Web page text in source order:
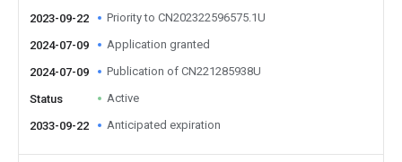
2023-09-22
Priority to CN202322596575.1U
2024-07-09 Application granted
2024-07-09 Publication of CN221285938U
Status Active
2033-09-22 Anticipated expiration